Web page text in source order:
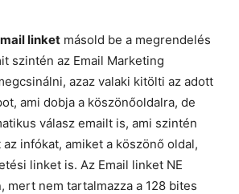
linket másold be a megrendelés
szintén az Email Marketing
azaz valaki kitölti az adott
ami dobja a köszönőoldalra, de
válasz emailt is, ami szintén
infókat, amiket a köszönő oldal,
linket is. Az Email linket NE
mert nem tartalmazza a 128 bites